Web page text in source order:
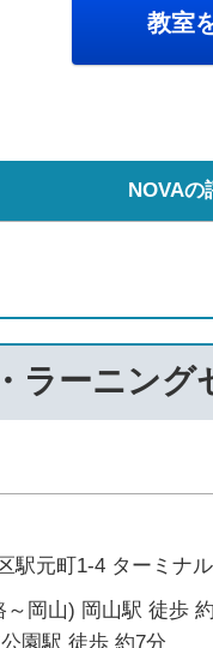
教室
NOVAの
ラーニング
駅元町1-4 ターミナ
岡山) 岡山駅 徒歩
園駅 徒歩 約7分